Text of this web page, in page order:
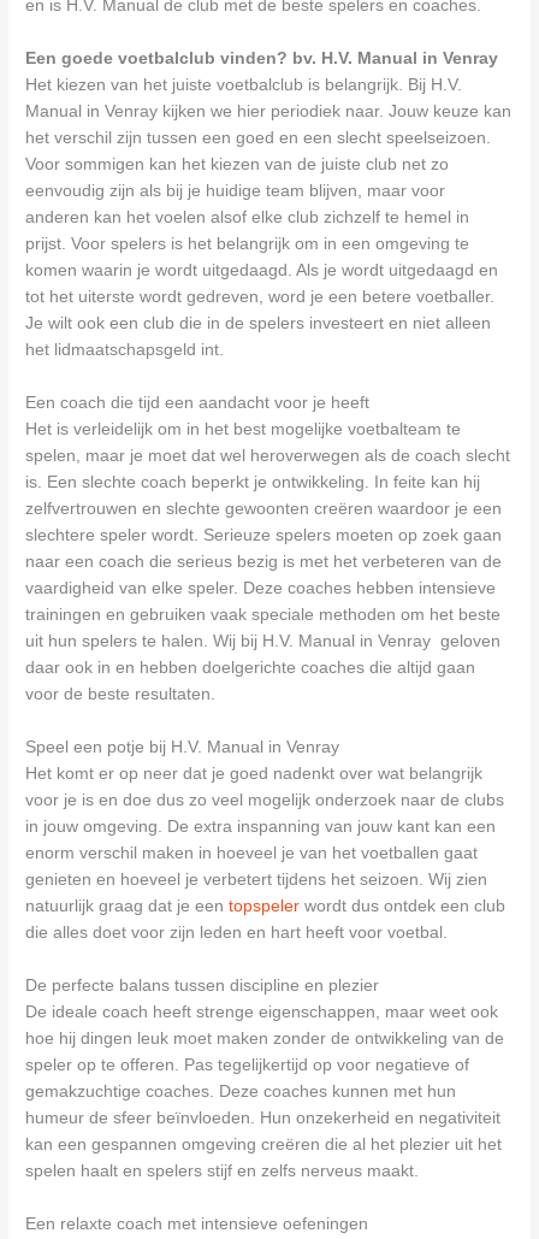
en is H.V. Manual de club met de beste spelers en coaches.
Een goede voetbalclub vinden? bv. H.V. Manual in Venray
Het kiezen van het juiste voetbalclub is belangrijk. Bij H.V.
Manual in Venray kijken we hier periodiek naar. Jouw keuze kan
het verschil zijn tussen een goed en een slecht speelseizoen.
Voor sommigen kan het kiezen van de juiste club net zo
eenvoudig zijn als bij je huidige team blijven, maar voor
anderen kan het voelen alsof elke club zichzelf te hemel in
prijst. Voor spelers is het belangrijk om in een omgeving te
komen waarin je wordt uitgedaagd. Als je wordt uitgedaagd en
tot het uiterste wordt gedreven, word je een betere voetballer.
Je wilt ook een club die in de spelers investeert en niet alleen
het lidmaatschapsgeld int.
Een coach die tijd een aandacht voor je heeft
Het is verleidelijk om in het best mogelijke voetbalteam te
spelen, maar je moet dat wel heroverwegen als de coach slecht
is. Een slechte coach beperkt je ontwikkeling. In feite kan hij
zelfvertrouwen en slechte gewoonten creëren waardoor je een
slechtere speler wordt. Serieuze spelers moeten op zoek gaan
naar een coach die serieus bezig is met het verbeteren van de
vaardigheid van elke speler. Deze coaches hebben intensieve
trainingen en gebruiken vaak speciale methoden om het beste
uit hun spelers te halen. Wij bij H.V. Manual in Venray geloven
daar ook in en hebben doelgerichte coaches die altijd gaan
voor de beste resultaten.
Speel een potje bij H.V. Manual in Venray
Het komt er op neer dat je goed nadenkt over wat belangrijk
voor je is en doe dus zo veel mogelijk onderzoek naar de clubs
in jouw omgeving. De extra inspanning van jouw kant kan een
enorm verschil maken in hoeveel je van het voetballen gaat
genieten en hoeveel je verbetert tijdens het seizoen. Wij zien
natuurlijk graag dat je eentopspeler wordt dus ontdek een club
die alles doet voor zijn leden en hart heeft voor voetbal.
De perfecte balans tussen discipline en plezier
De ideale coach heeft strenge eigenschappen, maar weet ook
hoe hij dingen leuk moet maken zonder de ontwikkeling van de
speler op te offeren. Pas tegelijkertijd op voor negatieve of
gemakzuchtige coaches. Deze coaches kunnen met hun
humeur de sfeer beïnvloeden. Hun onzekerheid en negativiteit
kan een gespannen omgeving creëren die al het plezier uit het
spelen haalt en spelers stijf en zelfs nerveus maakt.
Een relaxte coach met intensieve oefeningen